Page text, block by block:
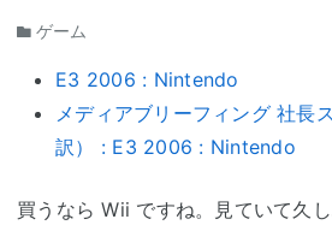
ゲーム
E3 2006 : Nintendo
メディアブリーフィング 社長
訳） : E3 2006 : Nintendo
買うなら Wii ですね。見ていて久